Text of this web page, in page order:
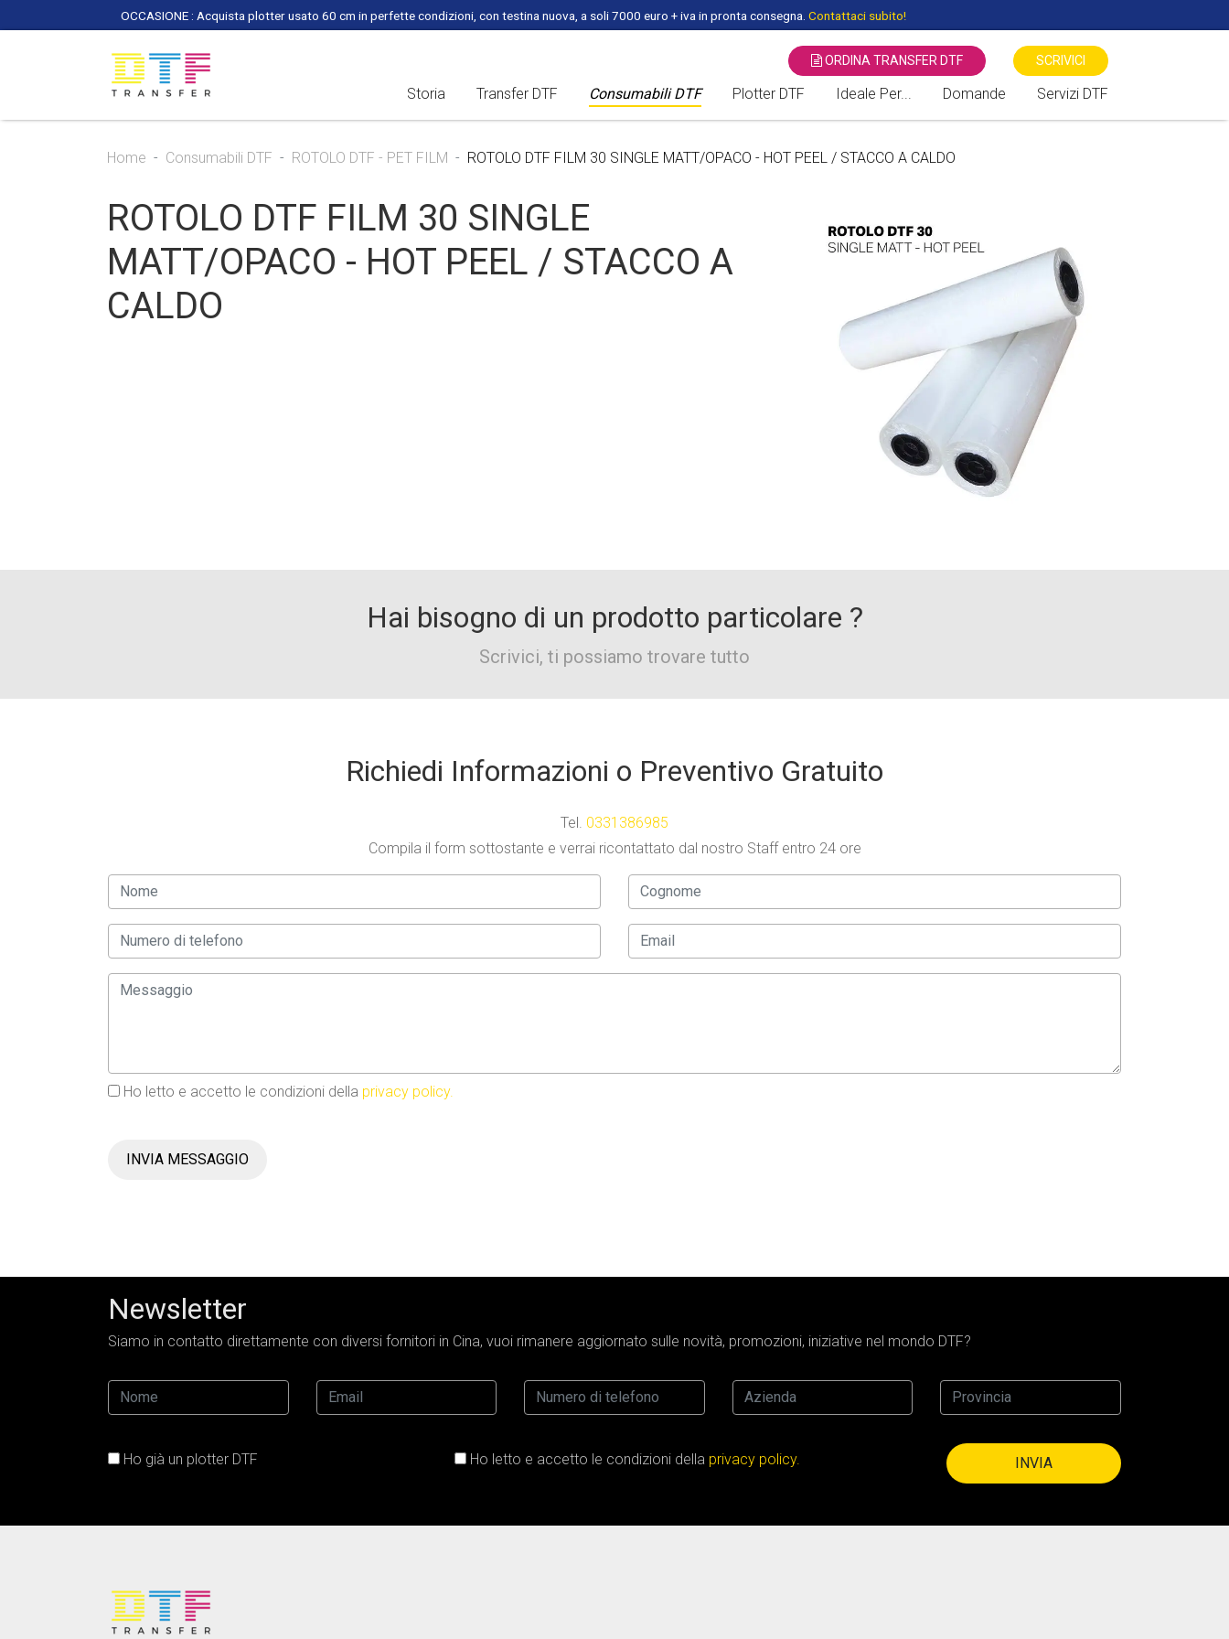
OCCASIONE : Acquista plotter usato 60 cm in perfette condizioni, con testina nuova, a soli 7000 euro + iva in pronta consegna. Contattaci subito!
ORDINA TRANSFER DTF SCRIVICI
Storia Transfer DTF Consumabili DTF
PEZZI DI RICAMBIO DTF
Plotter DTF Ideale Per...
Negozi di Moda
Cartolerie / Giornalai
Locali / Bar / Discoteche
Fiere / Eventi / Mercati
Nuovi Brand Emergenti
Merchandising per Influencer
Domande
Sublimatico vs DTF Direct To
Film
Servizi DTF
Home Consumabili DTF ROTOLO DTF - PET FILM ROTOLO DTF FILM 30 SINGLE MATT/OPACO - HOT PEEL / STACCO A CALDO
ROTOLO DTF FILM 30 SINGLE
MATT/OPACO - HOT PEEL / STACCO A
CALDO
Hai bisogno di un prodotto particolare ?
Scrivici, ti possiamo trovare tutto
Richiedi Informazioni o Preventivo Gratuito
Tel. 0331386985
Compila il form sottostante e verrai ricontattato dal nostro Staff entro 24 ore
Ho letto e accetto le condizioni della privacy policy.
INVIA MESSAGGIO
Newsletter
Siamo in contatto direttamente con diversi fornitori in Cina, vuoi rimanere aggiornato sulle novità, promozioni, iniziative nel mondo DTF?
Ho già un plotter DTF Ho letto e accetto le condizioni della privacy policy. INVIA